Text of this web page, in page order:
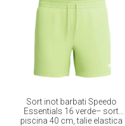
Sort inot barbati Speedo
Essentials 16 verde– sort
piscina 40 cm, talie elastica